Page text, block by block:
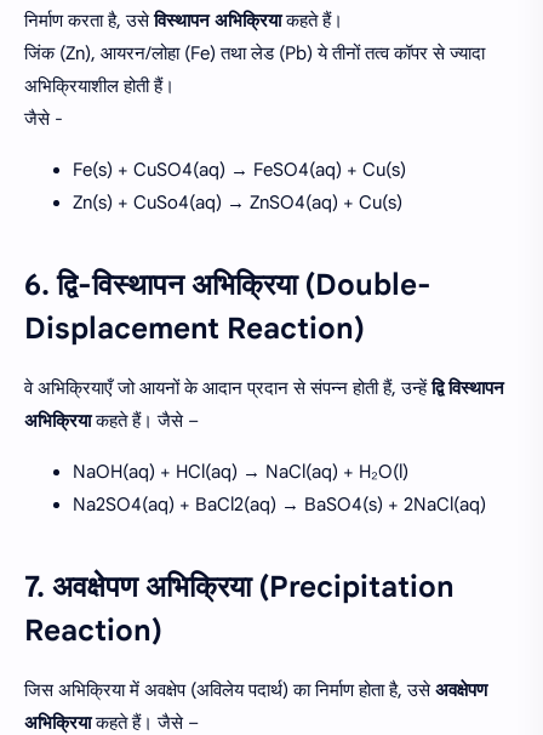
निर्माण करता है, उसेविस्थापन अभिक्रियाकहते हैं।
जिंक (Zn), आयरन/लोहा (Fe) तथा लेड (Pb) ये तीनों तत्व कॉपर से ज्यादा
अभिक्रियाशील होती हैं।
जैसे -
Fe(s) + CuSO4(aq) → FeSO4(aq) + Cu(s)
Zn(s) + CuSo4(aq) → ZnSO4(aq) + Cu(s)
6. द्वि-विस्थापन अभिक्रिया (Double-
Displacement Reaction)
वे अभिक्रियाएँ जो आयनों के आदान प्रदान से संपन्न होती हैं, उन्हेंद्वि विस्थापन
अभिक्रियाकहते हैं। जैसे –
NaOH(aq) + HCl(aq) → NaCl(aq) + H₂O(l)
Na2SO4(aq) + BaCl2(aq) → BaSO4(s) + 2NaCl(aq)
7. अवक्षेपण अभिक्रिया (Precipitation
Reaction)
जिस अभिक्रिया में अवक्षेप (अविलेय पदार्थ) का निर्माण होता है, उसेअवक्षेपण
अभिक्रियाकहते हैं। जैसे –